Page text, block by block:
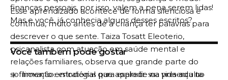
finanças pessoais, por isso, valem a pena serem lidas!
Mas e você, já conhecia alguns desses escritos?
Você também pode gostar
Inovação: estratégias para explodir sua presença no
Esse aprendizado acontece de forma silenciosa e
contínua, muito antes de a criança ter palavras para
descrever o que sente. Taiza Tosatt Eleoterio,
psicanalista com atuação em saúde mental e
relações familiares, observa que grande parte do
sofrimento emocional que aparece na vida adulta